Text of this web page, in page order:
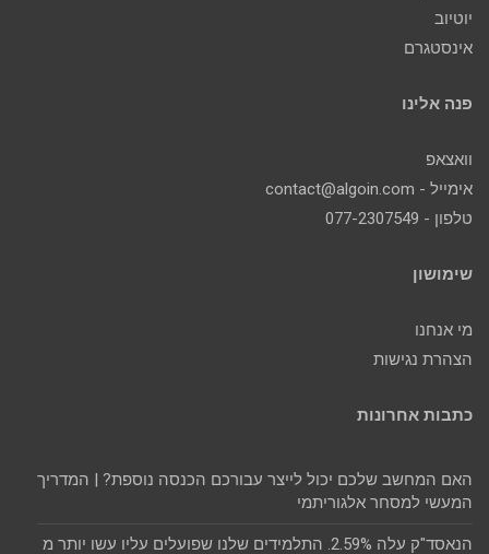
יוטיוב
אינסטגרם
פנה אלינו
וואצאפ
אימייל - contact@algoin.com
טלפון - 077-2307549
שימושון
מי אנחנו
הצהרת נגישות
כתבות אחרונות
האם המחשב שלכם יכול לייצר עבורכם הכנסה נוספת? | המדריך
המעשי למסחר אלגוריתמי
הנאסד"ק עלה 2.59%. התלמידים שלנו שפועלים עליו עשו יותר מ